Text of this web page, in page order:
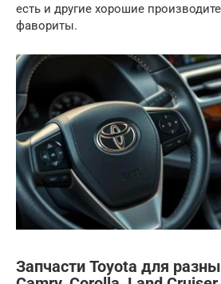
есть и другие хорошие
фавориты.
Запчасти Toyota для